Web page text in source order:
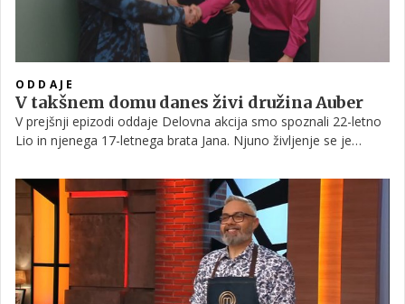
ODDAJE
V takšnem domu danes živi družina Auber
V prejšnji epizodi oddaje Delovna akcija smo spoznali 22-letno
Lio in njenega 17-letnega brata Jana. Njuno življenje se je
našla mrtvega očeta. Po njegovi nenadni smrti sta z bratom
ostala sama v istem domu, kjer nista imela osnovnih stvari, kot
je ogrevanje.